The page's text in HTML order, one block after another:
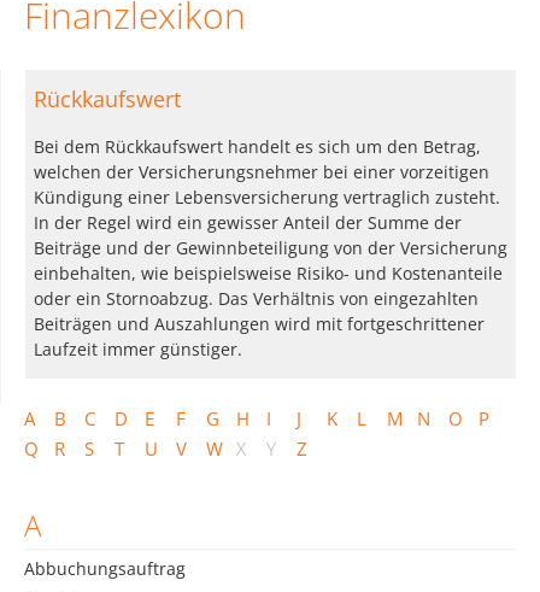
Finanzlexikon
A B C D E F G H I J K L M N O
P
Q
R S T U V W X Y Z
A
Abbuchungsauftrag
Rückkaufswert
Bei dem Rückkaufswert handelt es sich um den Betrag,
welchen der Versicherungsnehmer bei einer vorzeitigen
Kündigung einer Lebensversicherung vertraglich zusteht.
In der Regel wird ein gewisser Anteil der Summe der
Beiträge und der Gewinnbeteiligung von der Versicherung
einbehalten, wie beispielsweise Risiko- und Kostenanteile
oder ein Stornoabzug. Das Verhältnis von eingezahlten
Beiträgen und Auszahlungen wird mit fortgeschrittener
Laufzeit immer günstiger.